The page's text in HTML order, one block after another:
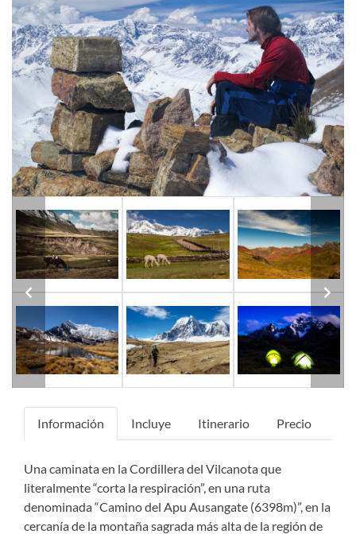
Previous Next
Información Incluye Itinerario Precio
Una caminata en la Cordillera del Vilcanota que
literalmente “corta la respiración”, en una ruta
denominada “Camino del Apu Ausangate (6398m)”, en la
cercanía de la montaña sagrada más alta de la región de